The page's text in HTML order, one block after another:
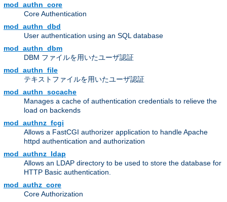
mod_authn_core
Core Authentication
mod_authn_dbd
User authentication using an SQL database
mod_authn_dbm
DBM ファイルを用いたユーザ認証
mod_authn_file
テキストファイルを用いたユーザ認証
mod_authn_socache
Manages a cache of authentication credentials to relieve the
load on backends
mod_authnz_fcgi
Allows a FastCGI authorizer application to handle Apache
httpd authentication and authorization
mod_authnz_ldap
Allows an LDAP directory to be used to store the database for
HTTP Basic authentication.
mod_authz_core
Core Authorization